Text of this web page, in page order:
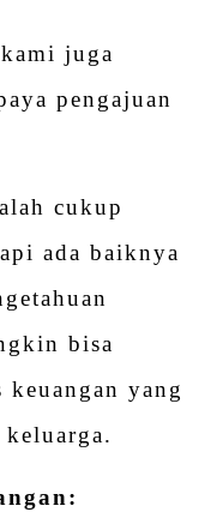
juga
pengajuan
cukup
ada baiknya
bisa
yang